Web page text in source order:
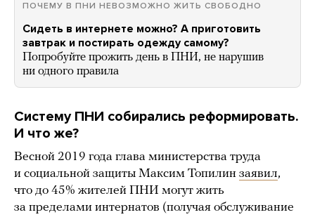
ПОЧЕМУ В ПНИ НЕВОЗМОЖНО ЖИТЬ СВОБОДНО
Сидеть в интернете можно? А приготовить
завтрак и постирать одежду самому?
Попробуйте прожить день в ПНИ, не нарушив
ни одного правила
Систему ПНИ собирались реформировать.
И что же?
Весной 2019 года глава министерства труда
и социальной защиты Максим Топилин заявил,
что до 45% жителей ПНИ могут жить
за пределами интернатов (получая обслуживание